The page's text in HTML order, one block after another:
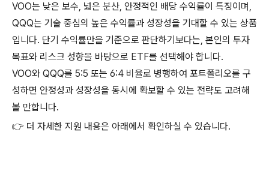
VOO는 낮은 보수, 넓은 분산, 안정적인 배당 수익률이 특징이며,
QQQ는 기술 중심의 높은 수익률과 성장성을 기대할 수 있는 상품
입니다. 단기 수익률만을 기준으로 판단하기보다는, 본인의 투자
목표와 리스크 성향을 바탕으로 ETF를 선택해야 합니다.
VOO와 QQQ를 5:5 또는 6:4 비율로 병행하여 포트폴리오를 구
성하면 안정성과 성장성을 동시에 확보할 수 있는 전략도 고려해
볼 만합니다.
👉 더 자세한 지원 내용은 아래에서 확인하실 수 있습니다.